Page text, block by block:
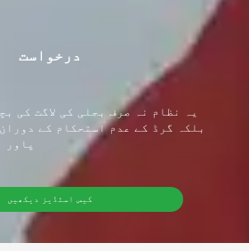
درخواست
یہ نظام نہ صرف بجلی کی لاگت کی
بلکہ گرڈ کے عدم استحکام کے
پاور
کیس اسٹڈیز دیکھیں
براہ کرم پروڈکٹ کی قسم منتخب کریں۔
پیغام بھیجیں